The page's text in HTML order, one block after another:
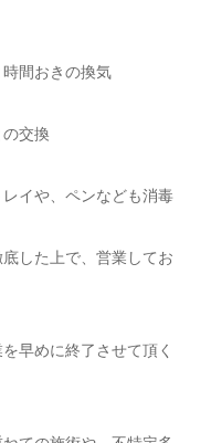
間おきの換気
交換
イや、ペンなども消毒
した上で、営業してお
早めに終了させて頂く